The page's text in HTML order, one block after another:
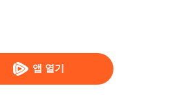
앱 열기